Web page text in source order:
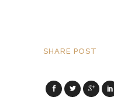
SHARE POST